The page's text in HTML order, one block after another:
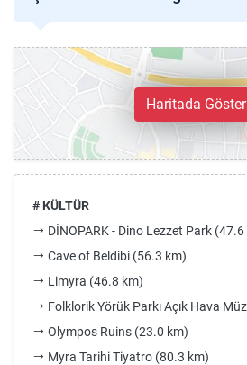
Haritada Göster
# KÜLTÜR
DİNOPARK - Dino Lezzet Park (47.6
Cave of Beldibi (56.3 km)
Limyra (46.8 km)
Folklorik Yörük Parkı Açık Hava
Olympos Ruins (23.0 km)
Myra Tarihi Tiyatro (80.3 km)